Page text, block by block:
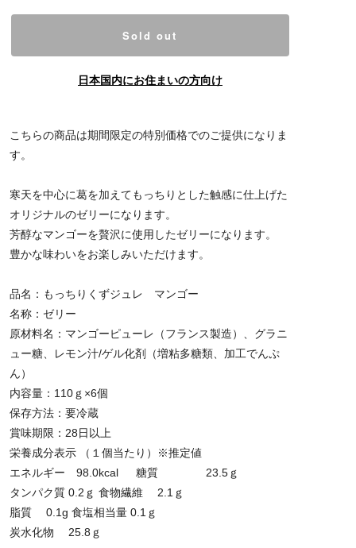
Sold out
日本国内にお住まいの方向け
こちらの商品は期間限定の特別価格でのご提供になりま
す。
寒天を中心に葛を加えてもっちりとした触感に仕上げた
オリジナルのゼリーになります。
芳醇なマンゴーを贅沢に使用したゼリーになります。
豊かな味わいをお楽しみいただけます。
品名：もっちりくずジュレ マンゴー
名称：ゼリー
原材料名：マンゴーピューレ（フランス製造）、グラニ
ュー糖、レモン汁/ゲル化剤（増粘多糖類、加工でんぷ
ん）
内容量：110ｇ×6個
保存方法：要冷蔵
賞味期限：28日以上
栄養成分表示 （１個当たり）※推定値
エネルギー 98.0kcal 糖質 23.5ｇ
タンパク質 0.2ｇ 食物繊維 2.1ｇ
脂質 0.1g 食塩相当量 0.1ｇ
炭水化物 25.8ｇ